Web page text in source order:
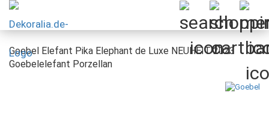
Goebel Elefant Pika Elephant de Luxe NEUHEIT 2023
Goebelelefant Porzellan